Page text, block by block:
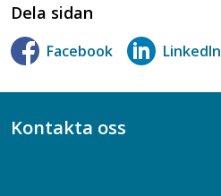
Dela sidan
Facebook LinkedIn
Kontakta oss